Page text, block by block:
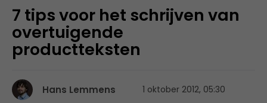
7 tips voor het schrijven van
overtuigende
productteksten
Hans Lemmens 1 oktober 2012, 05:30